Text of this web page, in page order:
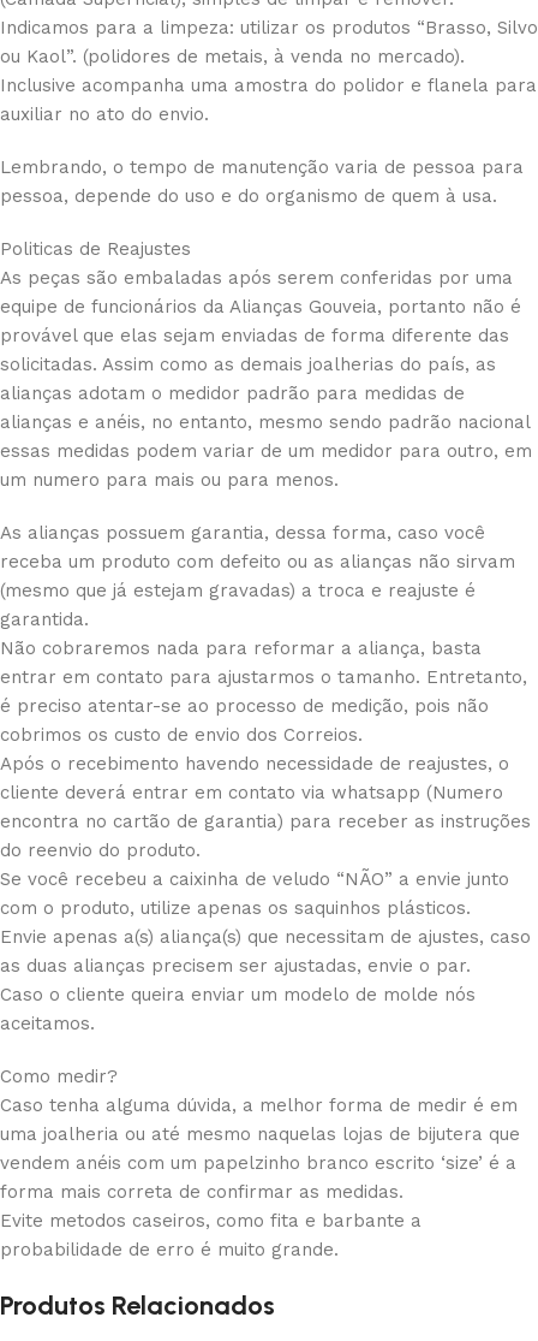
Indicamos para a limpeza: utilizar os produtos “Brasso, Silvo
ou Kaol”. (polidores de metais, à venda no mercado).
Inclusive acompanha uma amostra do polidor e flanela para
auxiliar no ato do envio.
Lembrando, o tempo de manutenção varia de pessoa para
pessoa, depende do uso e do organismo de quem à usa.
Politicas de Reajustes
As peças são embaladas após serem conferidas por uma
equipe de funcionários da Alianças Gouveia, portanto não é
provável que elas sejam enviadas de forma diferente das
solicitadas. Assim como as demais joalherias do país, as
alianças adotam o medidor padrão para medidas de
alianças e anéis, no entanto, mesmo sendo padrão nacional
essas medidas podem variar de um medidor para outro, em
um numero para mais ou para menos.
As alianças possuem garantia, dessa forma, caso você
receba um produto com defeito ou as alianças não sirvam
(mesmo que já estejam gravadas) a troca e reajuste é
garantida.
Não cobraremos nada para reformar a aliança, basta
entrar em contato para ajustarmos o tamanho. Entretanto,
é preciso atentar-se ao processo de medição, pois não
cobrimos os custo de envio dos Correios.
Após o recebimento havendo necessidade de reajustes, o
cliente deverá entrar em contato via whatsapp (Numero
encontra no cartão de garantia) para receber as instruções
do reenvio do produto.
Se você recebeu a caixinha de veludo “NÃO” a envie junto
com o produto, utilize apenas os saquinhos plásticos.
Envie apenas a(s) aliança(s) que necessitam de ajustes, caso
as duas alianças precisem ser ajustadas, envie o par.
Caso o cliente queira enviar um modelo de molde nós
aceitamos.
Como medir?
Caso tenha alguma dúvida, a melhor forma de medir é em
uma joalheria ou até mesmo naquelas lojas de bijutera que
vendem anéis com um papelzinho branco escrito ‘size’ é a
forma mais correta de confirmar as medidas.
Evite metodos caseiros, como fita e barbante a
probabilidade de erro é muito grande.
Produtos Relacionados